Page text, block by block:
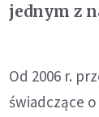
jednym z
Od 2006 r.
świadczące o